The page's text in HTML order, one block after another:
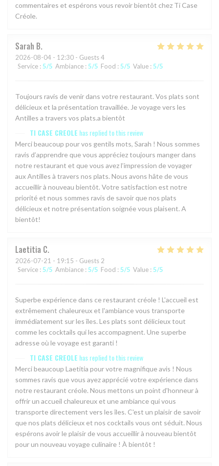
commentaires et espérons vous revoir bientôt chez Ti Case
Créole.
Sarah B
2026-08-04 - 12:30 - Guests 4
Service : 5/5 Ambiance : 5/5 Food : 5/5 Value : 5/5
Toujours ravis de venir dans votre restaurant. Vos plats sont
délicieux et la présentation travaillée. Je voyage vers les
Antilles a travers vos plats.a bientôt
TI CASE CREOLE has replied to this review
Merci beaucoup pour vos gentils mots, Sarah ! Nous sommes
ravis d’apprendre que vous appréciez toujours manger dans
notre restaurant et que vous avez l’impression de voyager
aux Antilles à travers nos plats. Nous avons hâte de vous
accueillir à nouveau bientôt. Votre satisfaction est notre
priorité et nous sommes ravis de savoir que nos plats
délicieux et notre présentation soignée vous plaisent. A
bientôt!
Laetitia C
2026-07-21 - 19:15 - Guests 2
Service : 5/5 Ambiance : 5/5 Food : 5/5 Value : 5/5
Superbe expérience dans ce restaurant créole ! L'accueil est
extrêmement chaleureux et l'ambiance vous transporte
immédiatement sur les îles. Les plats sont délicieux tout
comme les cocktails qui les accompagnent. Une superbe
adresse où le voyage est garanti !
TI CASE CREOLE has replied to this review
Merci beaucoup Laetitia pour votre magnifique avis ! Nous
sommes ravis que vous ayez apprécié votre expérience dans
notre restaurant créole. Nous mettons un point d'honneur à
offrir un accueil chaleureux et une ambiance qui vous
transporte directement vers les îles. C'est un plaisir de savoir
que nos plats délicieux et nos cocktails vous ont séduit. Nous
espérons avoir le plaisir de vous accueillir à nouveau bientôt
pour un nouveau voyage culinaire ! À bientôt !